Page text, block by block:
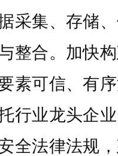
采集、存储
整合。加快
素可信、有
行业龙头企
全法律法规